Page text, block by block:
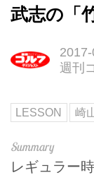
武志の「
週刊
LESSON 崎
レギュラー